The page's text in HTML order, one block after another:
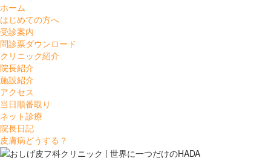
ホーム
はじめての方へ
受診案内
問診票ダウンロード
クリニック紹介
院長紹介
施設紹介
アクセス
当日順番取り
ネット診療
院長日記
皮膚病どうする？